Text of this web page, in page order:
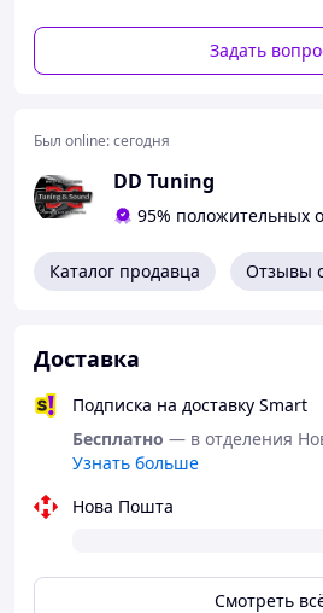
Задать
Был online:сегодня
DD Tuning
95% положительных
Каталог продавца Отзывы
Доставка
Подписка на доставку Smart
Бесплатно — в отделения
Узнать больше
Нова Пошта
Смотреть